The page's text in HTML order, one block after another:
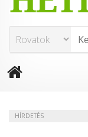
HÍRDETÉS